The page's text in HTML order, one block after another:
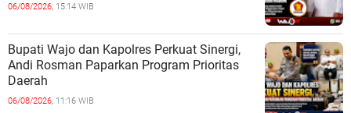
06/08/2026, 15:14 WIB
Bupati Wajo dan Kapolres Perkuat Sinergi,
Andi Rosman Paparkan Program Prioritas
Daerah
06/08/2026, 11:16 WIB